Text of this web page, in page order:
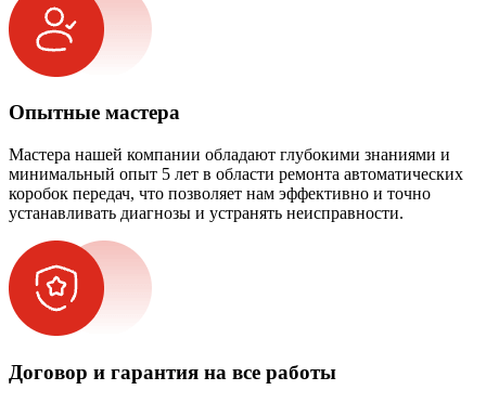
Опытные мастера
Мастера нашей компании обладают глубокими знаниями и
минимальный опыт 5 лет в области ремонта автоматических
коробок передач, что позволяет нам эффективно и точно
устанавливать диагнозы и устранять неисправности.
Договор и гарантия на все работы